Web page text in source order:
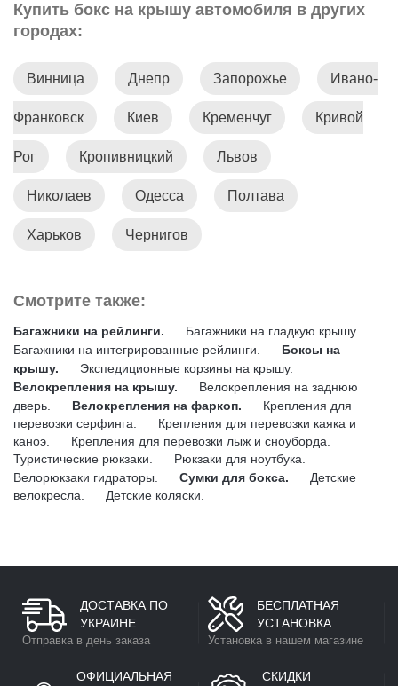
Купить бокс на крышу автомобиля в других
городах:
Винница Днепр Запорожье Ивано-
Франковск Киев Кременчуг Кривой
Рог Кропивницкий Львов
Николаев Одесса Полтава
Харьков Чернигов
Смотрите также:
Багажники на рейлинги.
Багажники на гладкую крышу.
Багажники на интегрированные рейлинги.
Боксы на
крышу.
Экспедиционные корзины на крышу.
Велокрепления на крышу.
Велокрепления на заднюю
дверь.
Велокрепления на фаркоп.
Крепления для
перевозки серфинга.
Крепления для перевозки каяка и
каноэ.
Крепления для перевозки лыж и сноуборда.
Туристические рюкзаки.
Рюкзаки для ноутбука.
Велорюкзаки гидраторы.
Сумки для бокса.
Детские
велокресла.
Детские коляски.
ДОСТАВКА ПО
УКРАИНЕ
Отправка в день заказа
БЕСПЛАТНАЯ
УСТАНОВКА
Установка в нашем магазине
ОФИЦИАЛЬНАЯ
СКИДКИ